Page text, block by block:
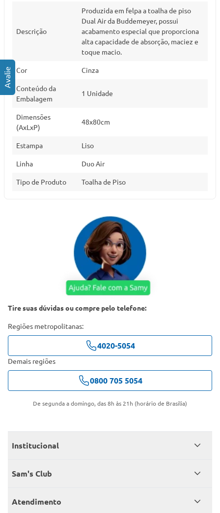
Descrição
Produzida em felpa a toalha de piso
Dual Air da Buddemeyer, possui
acabamento especial que proporciona
alta capacidade de absorção, maciez e
toque macio.
Cor Cinza
Conteúdo da
Embalagem
1 Unidade
Dimensões
(AxLxP)
48x80cm
Estampa Liso
Linha Duo Air
Tipo de Produto Toalha de Piso
Tire suas dúvidas ou compre pelo telefone:
Regiões metropolitanas:
4020-5054
Demais regiões
0800 705 5054
De segunda a domingo, das 8h às 21h (horário de Brasília)
Institucional
Quem somos
Sam's Club
Seja sócio
Atendimento